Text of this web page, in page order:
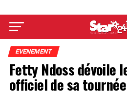
EVENEMENT
Fetty Ndoss dévoile
officiel de sa